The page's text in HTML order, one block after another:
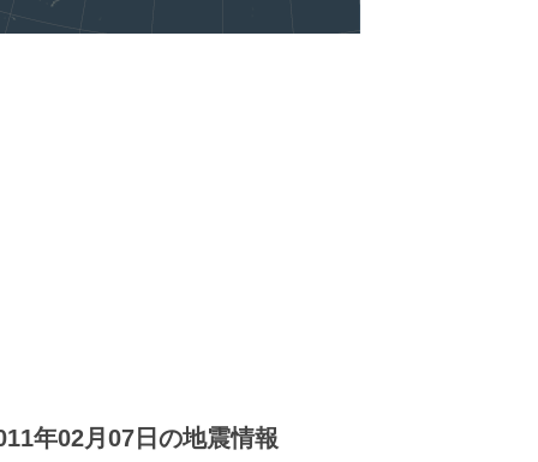
年02月07日の地震情報